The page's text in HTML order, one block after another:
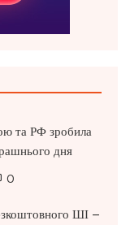
та РФ зробила
дня
0
ШІ –